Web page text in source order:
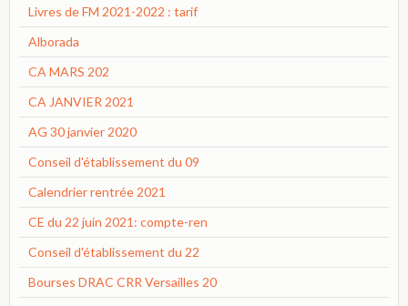
Livres de FM 2021-2022 : tarif
Alborada
CA MARS 202
CA JANVIER 2021
AG 30 janvier 2020
Conseil d'établissement du 09
Calendrier rentrée 2021
CE du 22 juin 2021: compte-ren
Conseil d'établissement du 22
Bourses DRAC CRR Versailles 20